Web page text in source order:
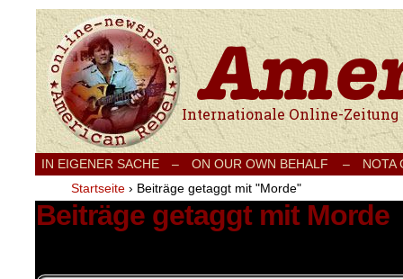
Internationale Onlinezeitung für Frieden,
IN EIGENER SACHE – ON OUR OWN BEHALF –
NOTA
Startseite › Beiträge getaggt mit "Morde"
Beiträge getaggt mit Morde